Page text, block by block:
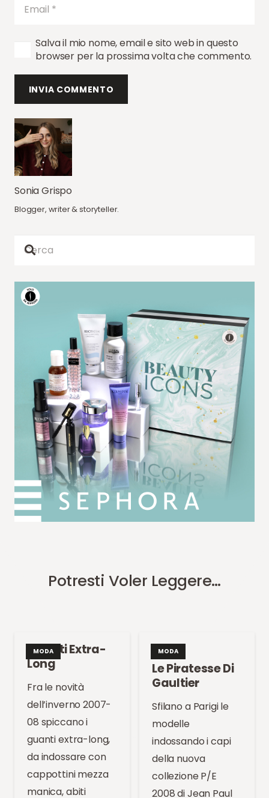
Salva il mio nome, email e sito web in questo
browser per la prossima volta che commento.
INVIA COMMENTO
Sonia Grispo
Blogger, writer & storyteller.
Potresti Voler Leggere…
MODA
Guanti Extra-
Long
Fra le novità
dell’inverno 2007-
08 spiccano i
guanti extra-long,
da indossare con
cappottini mezza
manica, abiti
MODA
Le Piratesse Di
Gaultier
Sfilano a Parigi le
modelle
indossando i capi
della nuova
collezione P/E
2008 di Jean Paul